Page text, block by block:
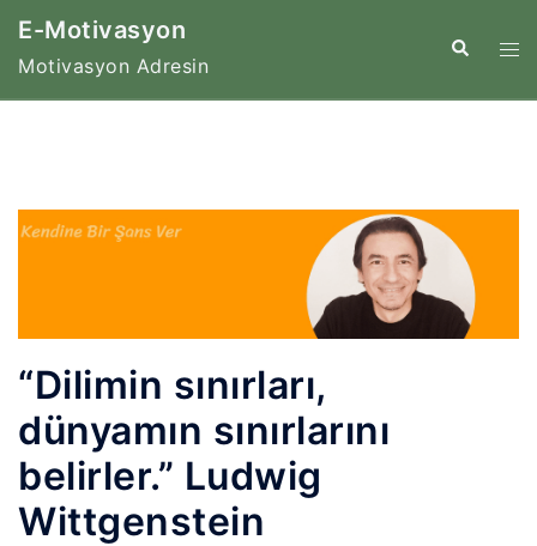
İçeriğe
E-Motivasyon
Motivasyon Adresin
Search
“Dilimin sınırları,
dünyamın sınırlarını
belirler.” Ludwig
Wittgenstein